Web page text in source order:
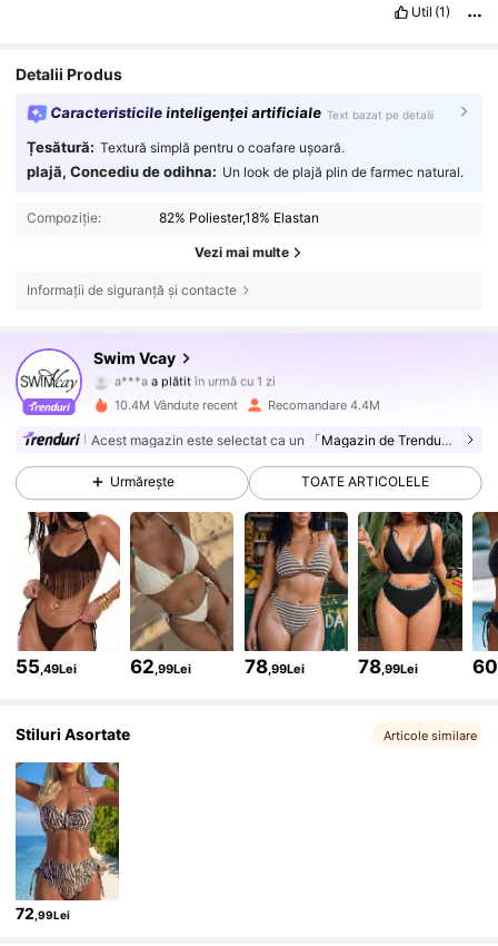
Util (1)
Detalii Produs
Caracteristicile inteligenței artificiale Text bazat pe detalii
Țesătură: Textură simplă pentru o coafare ușoară.
plajă, Concediu de odihna: Un look de plajă plin de farmec natural.
Compoziție: 82% Poliester,18% Elastan
Vezi mai multe
Informații de siguranță și contacte
Swim Vcay
4,83
598K Urmăritori
a***aa plătit în urmă cu 1 zi
a început să urmărească pe
4,83 598K Urmăritori
4,83 598K Urmăritori
4,83 598K Urmăritori
4,83
4,83
4,83
10.4M Vândute recent Recomandare 4.4M
Acest magazin este selectat ca un 「Magazin de Trenduri」
Urmărește TOATE ARTICOLELE
55,49Lei 62,99Lei 78,99Lei 78,99Lei 60
Stiluri Asortate Articole similare
72 ,99Lei